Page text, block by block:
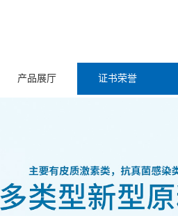
产品展厅 证书荣誉